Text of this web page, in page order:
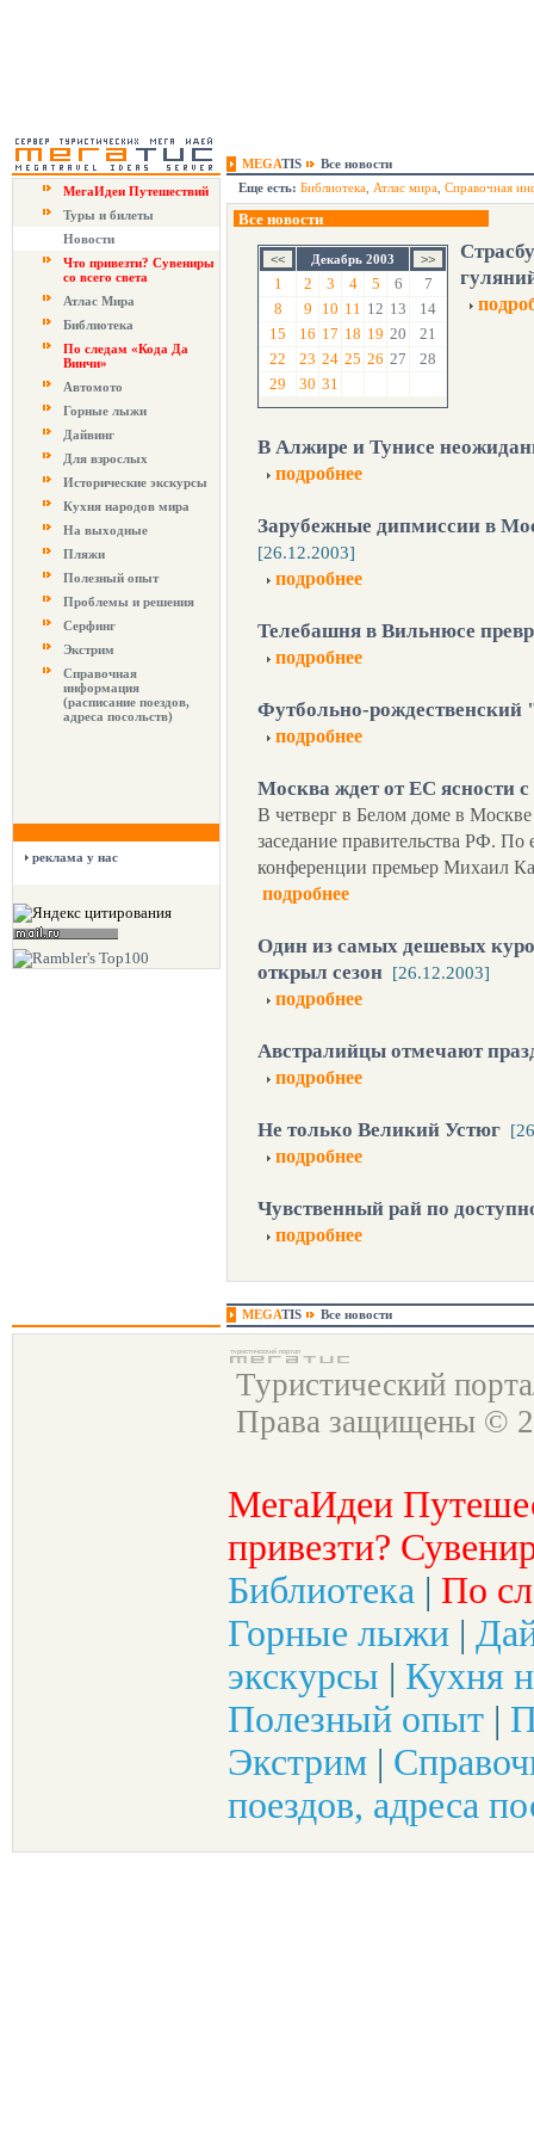
MEGATIS
Все новости
МегаИдеи Путешествий
Туры и билеты
Новости
Что привезти? Сувениры
со всего света
Атлас Мира
Библиотека
По следам «Кода Да
Винчи»
Автомото
Горные лыжи
Дайвинг
Для взрослых
Исторические экскурсы
Кухня народов мира
На выходные
Пляжи
Полезный опыт
Проблемы и решения
Серфинг
Экстрим
Справочная
информация
(расписание поездов,
адреса посольств)
реклама у нас
Еще есть: Библиотека Атлас мира Справочная
Все новости
Декабрь 2003
1 2 3 4 5 6
7
8
9 10 11 12 13
14
15
16 17 18 19 20
21
22
23 24 25 26 27
28
29
30 31
В Алжире и Тунисе
подробнее
Зарубежные дипмиссии в
[26.12.2003]
подробнее
Телебашня в Вильнюсе
подробнее
Футбольно-рождественский
подробнее
Москва ждет от ЕС ясности с
В четверг в Белом доме в Москве
заседание правительства РФ. По
конференции премьер Михаил
подробнее
Один из самых дешевых
открыл сезон [26.12.2003]
подробнее
Австралийцы отмечают
подробнее
Не только Великий Устюг
подробнее
Чувственный рай по
подробнее
MEGATIS Все новости
Туристический
Права защищены ©
МегаИдеи
привезти?
Библиотека | По
Горные лыжи |
экскурсы | Кухня
Полезный опыт |
Экстрим |
поездов, адреса